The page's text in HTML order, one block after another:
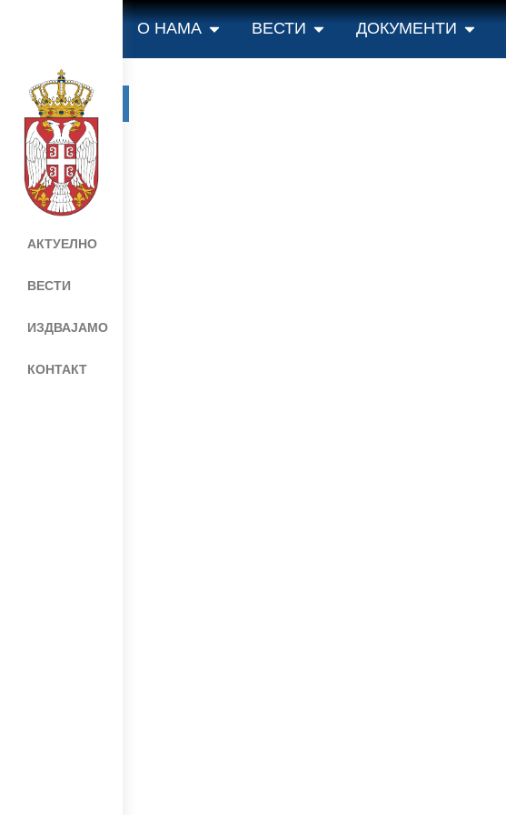
О НАМА ВЕСТИ ДОКУМЕНТИ
АКТУЕЛНО
ВЕСТИ
ИЗДВАЈАМО
КОНТАКТ
Мапа сајта